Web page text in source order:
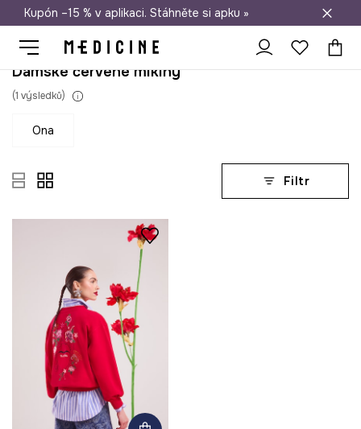
Doprava zdarma při nákupu nad 1 200 Kč
Kupón –15 % v aplikaci. Stáhněte si apku »
Dámské červené mikiny
(1 výsledků)
ona
Filtr